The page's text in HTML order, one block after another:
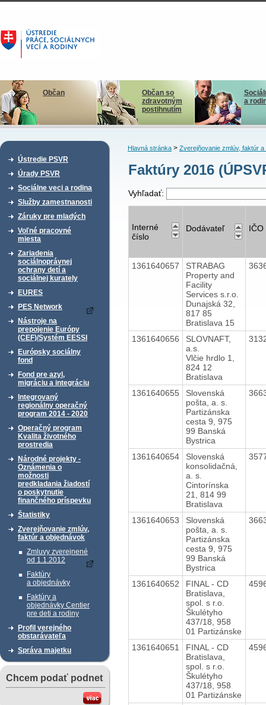
Občan
Občan so
zdravotným
postihnutím
a
Ústredie PSVR
Úrady PSVR
Sociálne veci a rodina
Služby zamestnanosti
Záruky pre mladých
Voľné pracovné
miesta
Zariadenia
sociálnoprávnej
ochrany detí a
sociálnej kurately
EURES
PES Network
Nástroje na
prepojenie Európy
(CEF)/Systém EESSI
Európsky sociálny
fond
Fond pre azyl,
migráciu a integráciu
Integrovaný
regionálny operačný
program 2014 - 2020
Operačný program
Kvalita životného
prostredia
Národné projekty -
Oznámenia o
možnosti
predkladania žiadostí
o poskytnutie
finančného príspevku
Štatistiky
Zverejňovanie zmlúv,
faktúr a objednávok
Zmluvy zverejnené
od 1.1.2012
Faktúry
a objednávky
Faktúry a
objednávky Centier
pre deti a rodiny
Profil verejného
obstarávateľa
Správa majetku
Chcem podať podnet
Hlavná stránka> Zverejňovanie zmlúv, faktúr a
Faktúry 2016
Vyhľadať:
Interné
číslo
Dodávateľ IČO
1361640657
STRABAG
Property and
Facility
Services s.r.o.
Dunajská 32,
817 85
Bratislava 15
1361640656
SLOVNAFT,
a.s.
Vlčie hrdlo 1,
824 12
Bratislava
1361640655
Slovenská
pošta, a. s.
Partizánska
cesta 9, 975
99 Banská
Bystrica
1361640654
Slovenská
konsolidačná,
a. s.
Cintorínska
21, 814 99
Bratislava
1361640653
Slovenská
pošta, a. s.
Partizánska
cesta 9, 975
99 Banská
Bystrica
1361640652
FINAL - CD
Bratislava,
spol. s r.o.
Škulétyho
437/18, 958
01 Partizánske
1361640651
FINAL - CD
Bratislava,
spol. s r.o.
Škulétyho
437/18, 958
01 Partizánske